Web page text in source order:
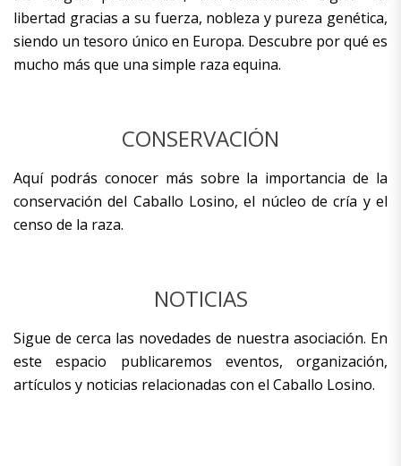
libertad gracias a su fuerza, nobleza y pureza genética,
siendo un tesoro único en Europa. Descubre por qué es
mucho más que una simple raza equina.
CONSERVACIÓN
Aquí podrás conocer más sobre la importancia de la
conservación del Caballo Losino, el núcleo de cría y el
censo de la raza.
NOTICIAS
Sigue de cerca las novedades de nuestra asociación. En
este espacio publicaremos eventos, organización,
artículos y noticias relacionadas con el Caballo Losino.